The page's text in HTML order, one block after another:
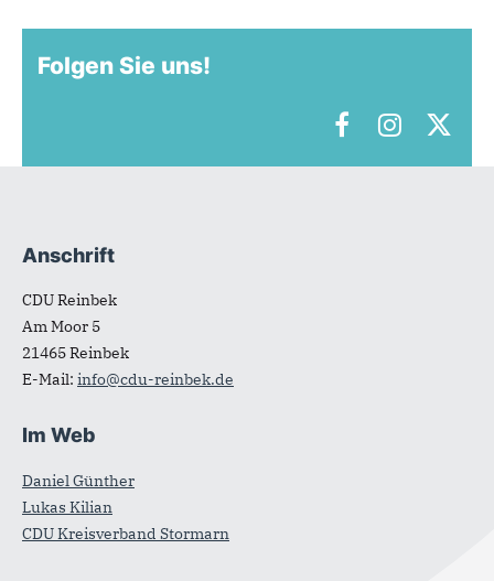
Folgen Sie uns!
Fußbereich
Anschrift
CDU Reinbek
Am Moor 5
21465Reinbek
E-Mail: info@cdu-reinbek.de
Im Web
Daniel Günther
Lukas Kilian
CDU Kreisverband Stormarn